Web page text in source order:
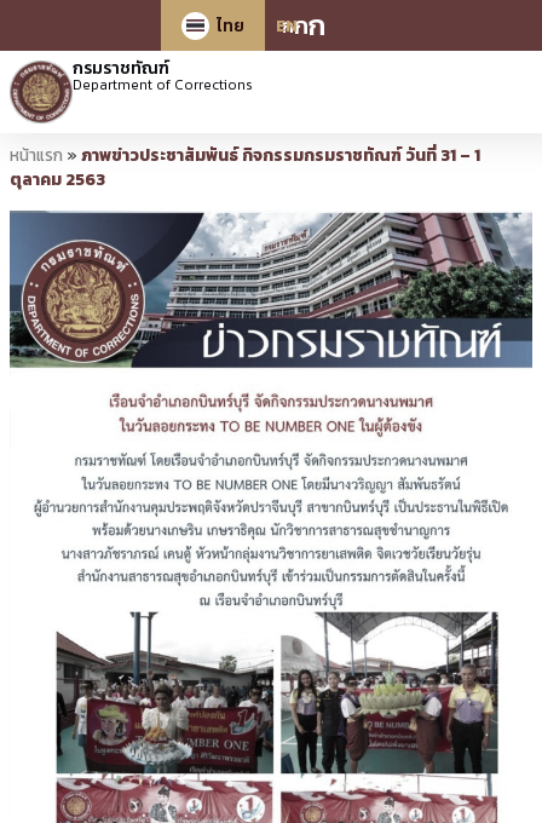
กกก
ไทย
EN
กรมราชทัณฑ์
Department of Corrections
หน้าแรก » ภาพข่าวประชาสัมพันธ์ กิจกรรมกรมราชทัณฑ์ วันที่ 31 – 1
ตุลาคม 2563